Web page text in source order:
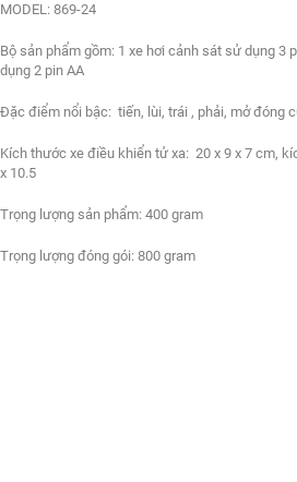
MODEL: 869-24
Bộ sản phẩm gồm: 1 xe hơi cảnh sát sử dụng 3
dụng 2 pin AA
Đặc điểm nổi bậc: tiến, lùi, trái , phải, mở đóng
Kích thước xe điều khiển tử xa: 20 x 9 x 7 cm,
x 10.5
Trọng lượng sản phẩm: 400 gram
Trọng lượng đóng gói: 800 gram